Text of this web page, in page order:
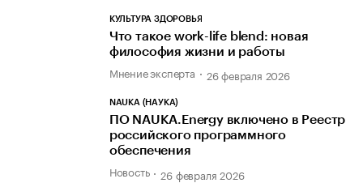
КУЛЬТУРА ЗДОРОВЬЯ
Что такое work-life blend: новая
философия жизни и работы
Мнение эксперта 26 февраля 2026
NAUKA (НАУКА)
ПО NAUKA.Energy включено в Реестр
российского программного
обеспечения
Новость 26 февраля 2026